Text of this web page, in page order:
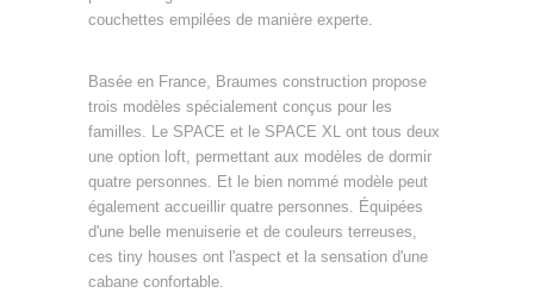
couchettes empilées de manière experte.
Basée en France, Braumes construction propose
trois modèles spécialement conçus pour les
familles. Le SPACE et le SPACE XL ont tous deux
une option loft, permettant aux modèles de dormir
quatre personnes. Et le bien nommé modèle peut
également accueillir quatre personnes. Équipées
d'une belle menuiserie et de couleurs terreuses,
ces tiny houses ont l'aspect et la sensation d'une
cabane confortable.